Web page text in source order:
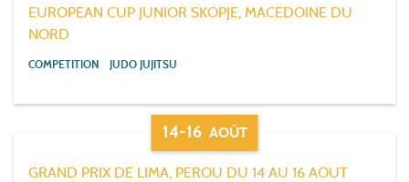
EUROPEAN CUP JUNIOR SKOPJE, MACEDOINE DU
NORD
COMPETITION JUDO JUJITSU
14-16 AOÛT
GRAND PRIX DE LIMA, PEROU DU 14 AU 16 AOUT